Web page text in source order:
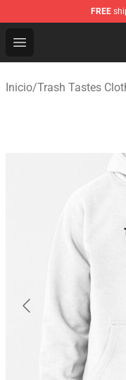
FREE
Open menu
Trash Taste
Inicio/Trash Tastes